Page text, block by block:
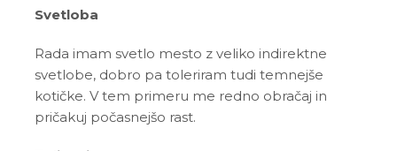
Svetloba
Rada imam svetlo mesto z veliko indirektne
svetlobe, dobro pa toleriram tudi temnejše
kotičke. V tem primeru me redno obračaj in
pričakuj počasnejšo rast.